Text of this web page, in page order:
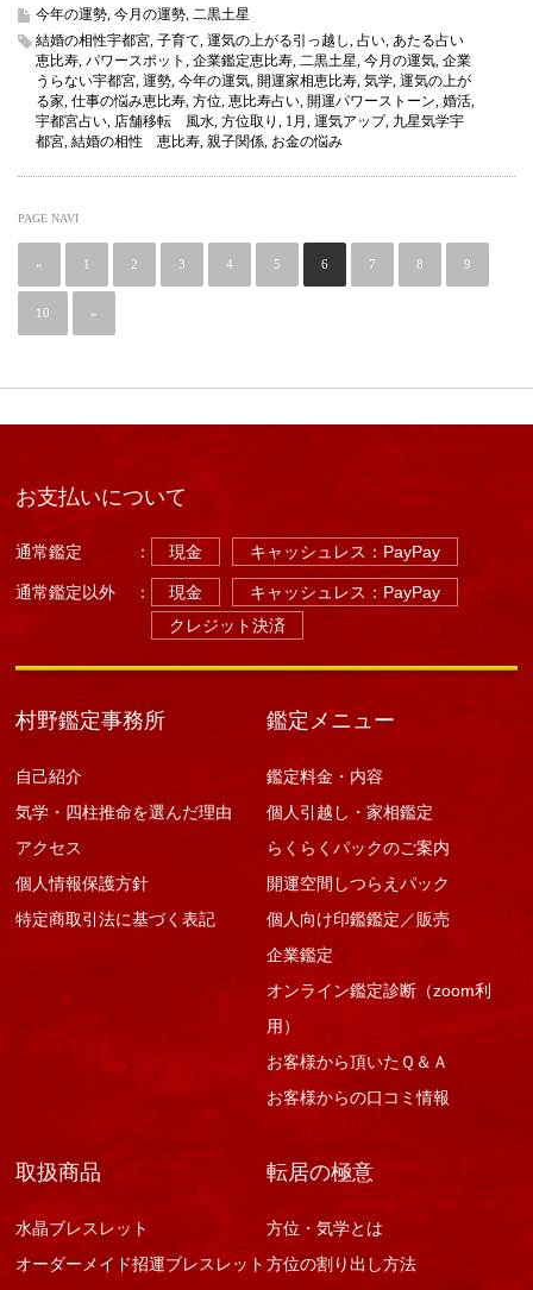
黒
星
2022
年
1
月
の
気）
今年の運勢, 今月の運勢, 二黒土星
結婚の相性宇都宮, 子育て, 運気の上がる引っ越し, 占い, あたる占い
恵比寿, パワースポット , 企業鑑定恵比寿, 二黒土星, 今月の運気, 企業
うらない宇都宮, 運勢, 今年の運気, 開運家相恵比寿, 気学, 運気の上が
る家, 仕事の悩み恵比寿, 方位, 恵比寿占い, 開運パワーストーン, 婚活,
宇都宮占い, 店舗移転 風水, 方位取り , 1月 , 運気アップ, 九星気学宇
都宮, 結婚の相性 恵比寿, 親子関係, お金の悩み
PAGE NAVI
« 1 2 3 4 5 6 7 8 9
10 »
お支払いについて
通常鑑定 ： 現金 キャッシュレス：PayPay
通常鑑定以外 ： 現金
キャッシュレス：PayPay
クレジット決済
村野鑑定事務所
自己紹介
気学・四柱推命を選んだ理由
アクセス
個人情報保護方針
特定商取引法に基づく表記
鑑定メニュー
鑑定料金・内容
個人引越し・家相鑑定
らくらくパックのご案内
開運空間しつらえパック
個人向け印鑑鑑定／販売
企業鑑定
オンライン鑑定診断（zoom利
用）
お客様から頂いたＱ＆Ａ
お客様からの口コミ情報
取扱商品
水晶ブレスレット
オーダーメイド招運ブレスレット
転居の極意
方位・気学とは
方位の割り出し方法